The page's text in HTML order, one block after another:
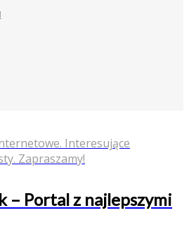
Interesujące
Zapraszamy!
– Portal z najlepszymi